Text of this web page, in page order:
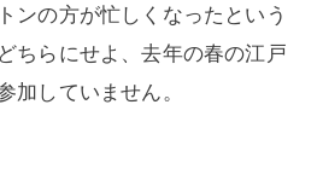
ンの方が忙しくなったという
ちらにせよ、去年の春の江戸
加していません。